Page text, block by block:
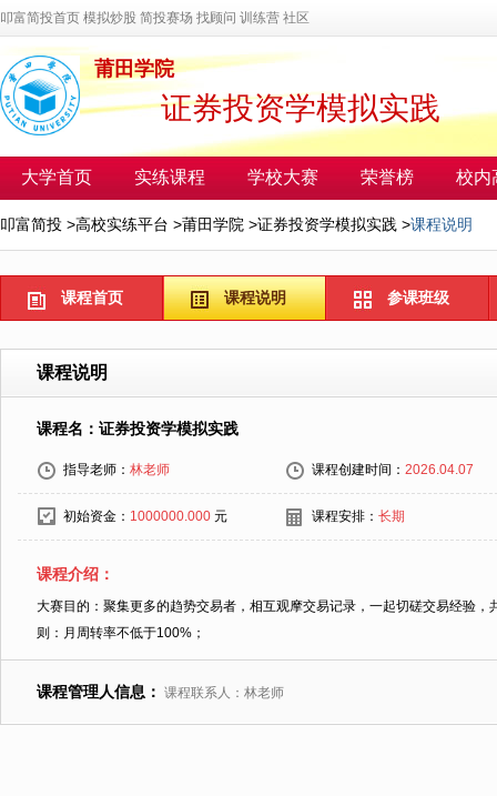
叩富简投首页 模拟炒股 简投赛场 找顾问 训练营 社区
莆田学院
证券投资学模拟实践
大学首页 实练课程 学校大赛 荣誉榜 校内
叩富简投 >高校实练平台 >莆田学院 >证券投资学模拟实践 >课程说明
课程首页 课程说明 参课班级
课程说明
课程名：证券投资学模拟实践
指导老师： 林老师 课程创建时间： 2026.04.07
初始资金： 1000000.000 元 课程安排： 长期
课程介绍：
大赛目的：聚集更多的趋势交易者，相互观摩交易记录，一起切磋交易经验
则：月周转率不低于100%；
课程管理人信息： 课程联系人：林老师